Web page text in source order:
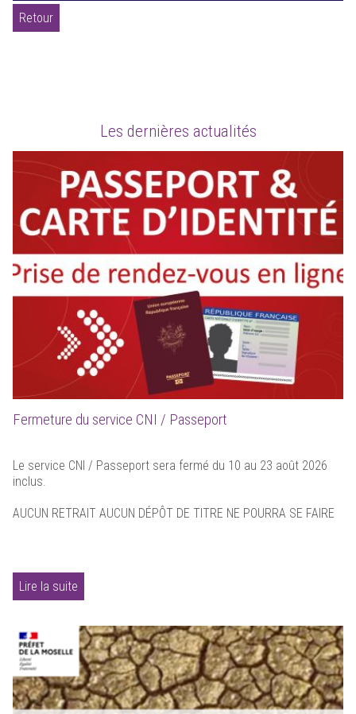
Retour
Les dernières actualités
Fermeture du service CNI / Passeport
Le service CNI / Passeport sera fermé du 10 au 23 août 2026
inclus.
AUCUN RETRAIT AUCUN DÉPÔT DE TITRE NE POURRA SE FAIRE
Lire la suite